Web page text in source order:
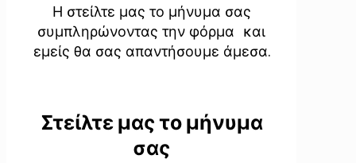
Η στείλτε μας το μήνυμα σας
συμπληρώνοντας την φόρμα και
εμείς θα σας απαντήσουμε άμεσα.
Στείλτε μας το μήνυμα
σας